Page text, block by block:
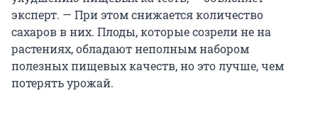
эксперт. — При этом снижается количество
сахаров в них. Плоды, которые созрели не на
растениях, обладают неполным набором
полезных пищевых качеств, но это лучше, чем
потерять урожай.